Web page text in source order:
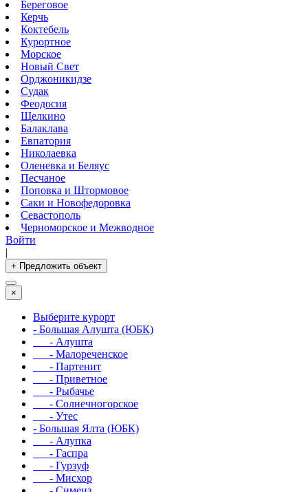
Береговое
Керчь
Коктебель
Курортное
Морское
Новый Свет
Орджоникидзе
Судак
Феодосия
Щелкино
Балаклава
Евпатория
Николаевка
Оленевка и Беляус
Песчаное
Поповка и Штормовое
Саки и Новофедоровка
Севастополь
Черноморское и Межводное
Войти
|
+ Предложить объект
×
Выберите курорт
- Большая Алушта (ЮБК)
- Алушта
- Малореченское
- Партенит
- Приветное
- Рыбачье
- Солнечногорское
- Утес
- Большая Ялта (ЮБК)
- Алупка
- Гаспра
- Гурзуф
- Мисхор